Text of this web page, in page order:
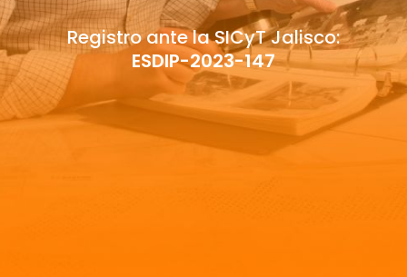
Registro ante la SICyT Jalisco:
ESDIP-2023-147